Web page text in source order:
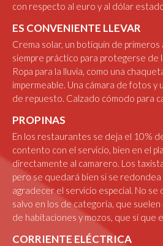
con respecto al euro y al dólar
ES CONVENIENTE LLEVAR
Crema solar, un botiquín de primeros
siempre práctico para protegerse de
Ropa para la lluvia, como una
impermeable. Una cámara de fotos y
de repuesto. Calzado cómodo para
PROPINAS
En los restaurantes se deja el 10%
contento con el servicio, bien en el
directamente al camarero. Los
pero se quedará bien si se redondea
agradecer el servicio especial. No se
salvo en los de categoría, que
de habitaciones y mozos, que sí que
CORRIENTE ELÉCTRICA